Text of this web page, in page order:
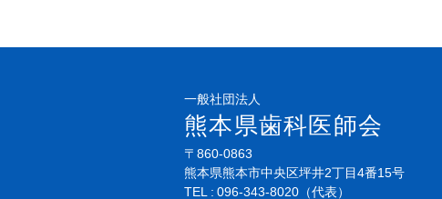
一般社団法人
熊本県歯科医師会
〒860-0863
熊本県熊本市中央区坪井2丁目4番15号
TEL
096-343-8020（代表）